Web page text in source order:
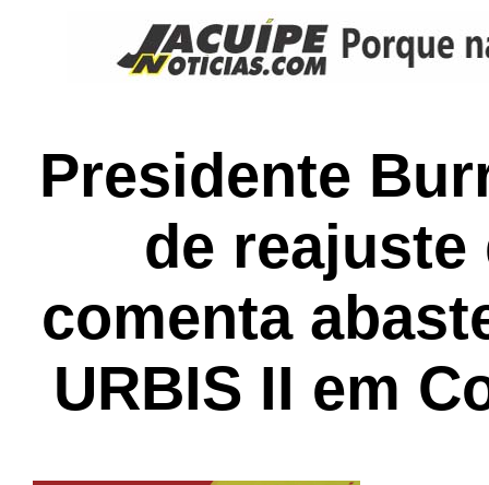
Presidente
de
comenta
URBIS II em